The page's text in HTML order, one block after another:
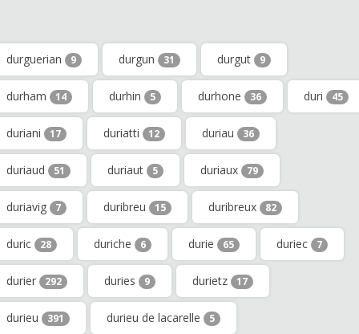
durguerian 9 durgun 31 durgut 9
durham 14 durhin 5 durhone 36 duri 45
duriani 17 duriatti 12 duriau 36
duriaud 51 duriaut 5 duriaux 79
duriavig 7 duribreu 15 duribreux 82
duric 28 duriche 6 durie 65 duriec 7
durier 292 duries 9 durietz 17
durieu 391 durieu de lacarelle 5